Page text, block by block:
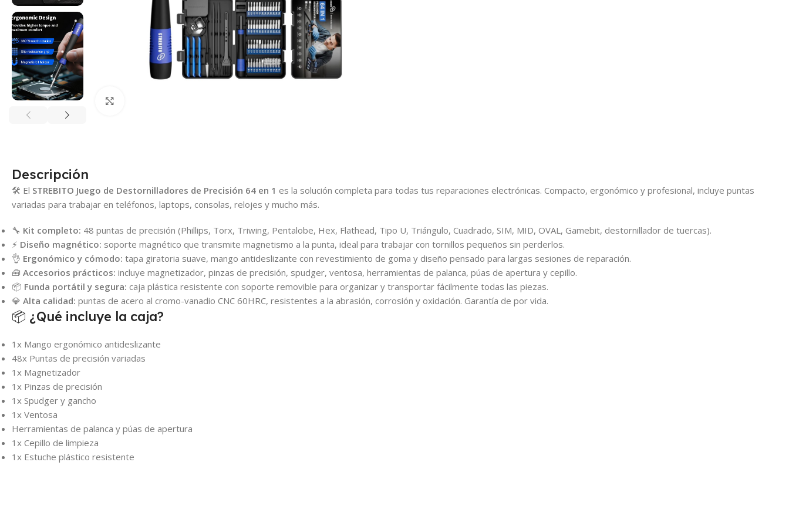
Descripción
🛠️ El STREBITO Juego de Destornilladores de Precisión 64 en 1 es la solución completa para todas tus reparaciones electrónicas. Compacto, ergonómico y profesional, incluye puntas
variadas para trabajar en teléfonos, laptops, consolas, relojes y mucho más.
🔧 Kit completo: 48 puntas de precisión (Phillips, Torx, Triwing, Pentalobe, Hex, Flathead, Tipo U, Triángulo, Cuadrado, SIM, MID, OVAL, Gamebit, destornillador de tuercas).
⚡ Diseño magnético: soporte magnético que transmite magnetismo a la punta, ideal para trabajar con tornillos pequeños sin perderlos.
👌 Ergonómico y cómodo: tapa giratoria suave, mango antideslizante con revestimiento de goma y diseño pensado para largas sesiones de reparación.
🧰 Accesorios prácticos: incluye magnetizador, pinzas de precisión, spudger, ventosa, herramientas de palanca, púas de apertura y cepillo.
📦 Funda portátil y segura: caja plástica resistente con soporte removible para organizar y transportar fácilmente todas las piezas.
💎 Alta calidad: puntas de acero al cromo-vanadio CNC 60HRC, resistentes a la abrasión, corrosión y oxidación. Garantía de por vida.
📦 ¿Qué incluye la caja?
1x Mango ergonómico antideslizante
48x Puntas de precisión variadas
1x Magnetizador
1x Pinzas de precisión
1x Spudger y gancho
1x Ventosa
Herramientas de palanca y púas de apertura
1x Cepillo de limpieza
1x Estuche plástico resistente